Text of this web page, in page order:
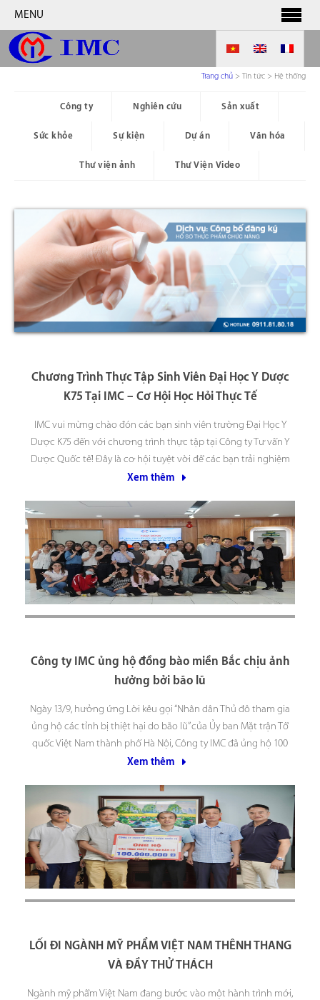
MENU
Trang chủ > Tin tức > Hệ thống
Công ty Nghiên cứu Sản xuất
Sức khỏe Sự kiện Dự án Văn hóa
Thư viện ảnh Thư Viện Video
Chương Trình Thực Tập Sinh Viên Đại Học Y Dược
K75 Tại IMC – Cơ Hội Học Hỏi Thực Tế
IMC vui mừng chào đón các bạn sinh viên trường Đại Học Y
Dược K75 đến với chương trình thực tập tại Công ty Tư vấn Y
Dược Quốc tế! Đây là cơ hội tuyệt vời để các bạn trải nghiệm
thực tế và trau dồi kiến thức chuyên môn
Xem thêm
Công ty IMC ủng hộ đồng bào miền Bắc chịu ảnh
hưởng bởi bão lũ
Ngày 13/9, hưởng ứng Lời kêu gọi “Nhân dân Thủ đô tham gia
ủng hộ các tỉnh bị thiệt hại do bão lũ” của Ủy ban Mặt trận Tổ
quốc Việt Nam thành phố Hà Nội, Công ty IMC đã ủng hộ 100
triệu đồng cho đồng bào miền Bắc
Xem thêm
LỐI ĐI NGÀNH MỸ PHẨM VIỆT NAM THÊNH THANG
VÀ ĐẦY THỬ THÁCH
Ngành mỹ phẩm Việt Nam đang bước vào một hành trình mới,